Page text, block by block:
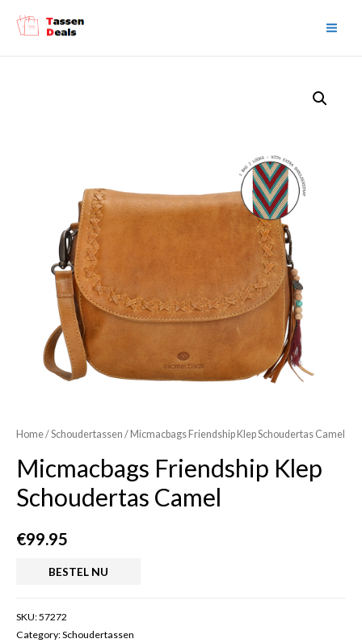
Home/Schoudertassen / Micmacbags Friendship Klep Schoudertas Camel
Micmacbags Friendship Klep
Schoudertas Camel
€99.95
BESTEL NU
SKU:57272
Category:Schoudertassen